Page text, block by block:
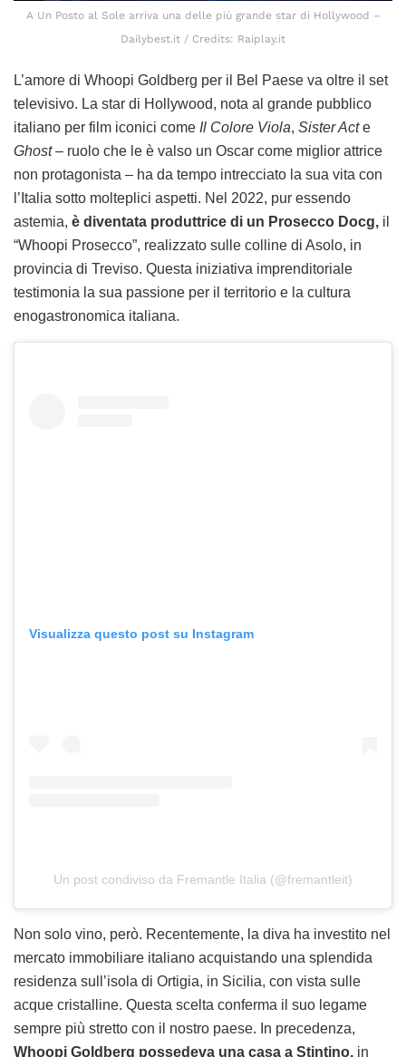
A Un Posto al Sole arriva una delle più grande star di Hollywood –
Dailybest.it / Credits: Raiplay.it
L’amore di Whoopi Goldberg per il Bel Paese va oltre il set
televisivo. La star di Hollywood, nota al grande pubblico
italiano per film iconici come Il Colore Viola, Sister Acte
Ghost– ruolo che le è valso un Oscar come miglior attrice
non protagonista – ha da tempo intrecciato la sua vita con
l’Italia sotto molteplici aspetti. Nel 2022, pur essendo
astemia, è diventata produttrice di un Prosecco Docg, il
“Whoopi Prosecco”, realizzato sulle colline di Asolo, in
provincia di Treviso. Questa iniziativa imprenditoriale
testimonia la sua passione per il territorio e la cultura
enogastronomica italiana.
Visualizza questo post su Instagram
Un post condiviso da Fremantle Italia (@fremantleit)
Non solo vino, però. Recentemente, la diva ha investito nel
mercato immobiliare italiano acquistando una splendida
residenza sull’isola di Ortigia, in Sicilia, con vista sulle
acque cristalline. Questa scelta conferma il suo legame
sempre più stretto con il nostro paese. In precedenza,
Whoopi Goldberg possedeva una casa a Stintino, in